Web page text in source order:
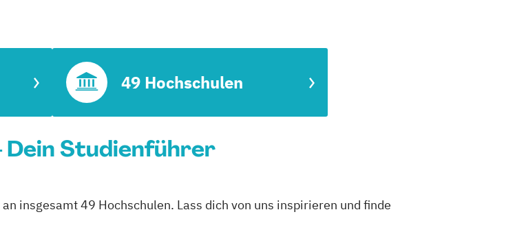
49 Hochschulen
Dein Studienführer
insgesamt 49 Hochschulen. Lass dich von uns inspirieren und finde